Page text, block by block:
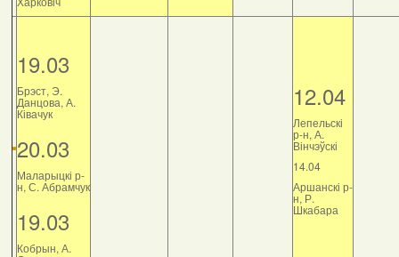
19.03
Брэст, Э.
Данцова, А.
Ківачук
20.03
Маларыцкі р-
н, С. Абрамчук
19.03
Кобрын, А.
12.04
Лепельскі
р-н, А.
Вінчэўскі
14.04
Аршанскі р-
н, Р.
Шкабара